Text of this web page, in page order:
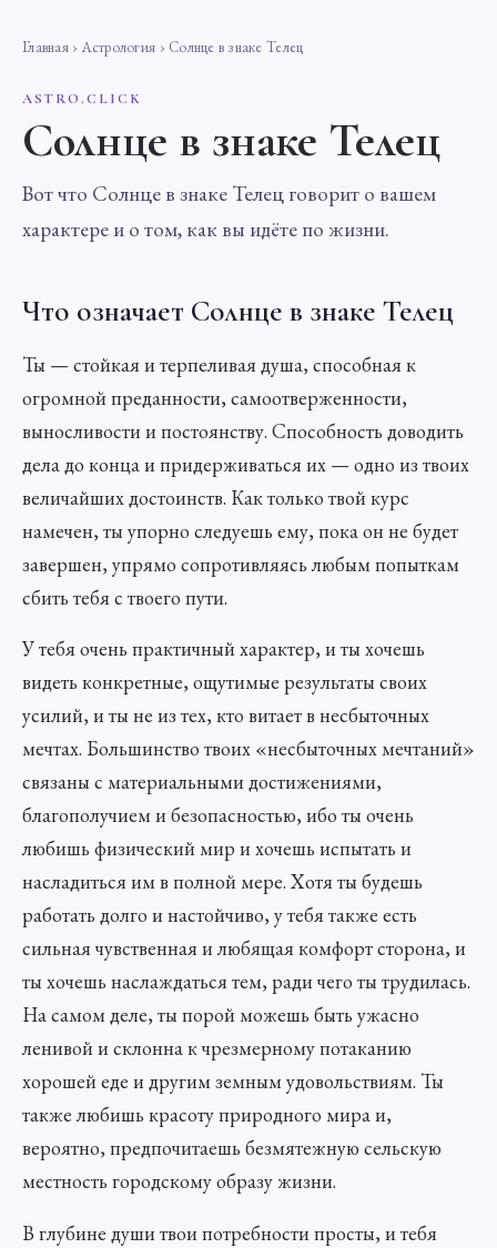
Главная› Астрология › Солнце в знаке Телец
ASTRO.CLICK
Солнце в знаке Телец
Вот что Солнце в знаке Телец говорит о вашем
характере и о том, как вы идёте по жизни.
Что означает Солнце в знаке Телец
Ты — стойкая и терпеливая душа, способная к
огромной преданности, самоотверженности,
выносливости и постоянству. Способность доводить
дела до конца и придерживаться их — одно из твоих
величайших достоинств. Как только твой курс
намечен, ты упорно следуешь ему, пока он не будет
завершен, упрямо сопротивляясь любым попыткам
сбить тебя с твоего пути.
У тебя очень практичный характер, и ты хочешь
видеть конкретные, ощутимые результаты своих
усилий, и ты не из тех, кто витает в несбыточных
мечтах. Большинство твоих «несбыточных мечтаний»
связаны с материальными достижениями,
благополучием и безопасностью, ибо ты очень
любишь физический мир и хочешь испытать и
насладиться им в полной мере. Хотя ты будешь
работать долго и настойчиво, у тебя также есть
сильная чувственная и любящая комфорт сторона, и
ты хочешь наслаждаться тем, ради чего ты трудилась.
На самом деле, ты порой можешь быть ужасно
ленивой и склонна к чрезмерному потаканию
хорошей еде и другим земным удовольствиям. Ты
также любишь красоту природного мира и,
вероятно, предпочитаешь безмятежную сельскую
местность городскому образу жизни.
В глубине души твои потребности просты, и тебя